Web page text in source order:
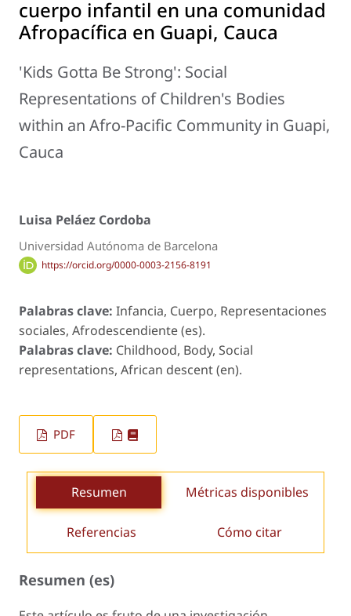
cuerpo infantil en una comunidad
Afropacífica en Guapi, Cauca
'Kids Gotta Be Strong': Social
Representations of Children's Bodies
within an Afro-Pacific Community in Guapi,
Cauca
Luisa Peláez Cordoba
Universidad Autónoma de Barcelona
https://orcid.org/0000-0003-2156-8191
Palabras clave: Infancia, Cuerpo, Representaciones
sociales, Afrodescendiente (es).
Palabras clave: Childhood, Body, Social
representations, African descent (en).
PDF
Resumen Métricas disponibles
Referencias Cómo citar
Resumen (es)